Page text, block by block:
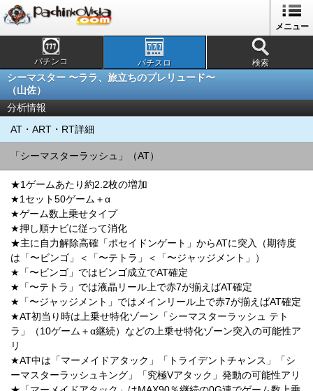
メニュー
パチンコ パチスロ 検索
シーマスター 〜ララ、旅立ちのプレリュード〜
（山佐）
分析情報
AT・ART・RT詳細
「シーマスターラッシュ」（AT）
★1ゲームあたり約2.2枚の増加
★1セット50ゲーム＋α
★ゲーム数上乗せタイプ
★押し順ナビに従って消化
★主に自力解除高確「ポセイドンゲート」からATに突入（期待度
は「〜ビンゴ」＜「〜テトラ」＜「〜ジャッジメント」）
★「〜ビンゴ」ではビンゴ成立でAT確定
★「〜テトラ」では液晶リール上で赤7が揃えばAT確定
★「〜ジャッジメント」ではメインリール上で赤7が揃えばAT確定
★AT初当り時は上乗せ特化ゾーン「シーマスターラッシュ テト
ラ」（10ゲーム＋α継続）などの上乗せ特化ゾーン突入の可能性ア
リ
★AT中は「マーメイドアタック」「トライデントチャンス」「シ
ーマスターラッシュキング」「究極Vアタック」発動の可能性アリ